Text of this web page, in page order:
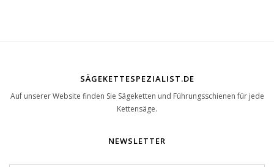
SÄGEKETTESPEZIALIST.DE
Auf unserer Website finden Sie Sägeketten und Führungsschienen für jede
Kettensäge.
NEWSLETTER